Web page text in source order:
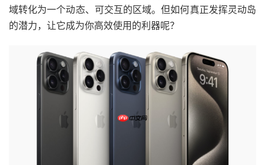
域转化为一个动态、可交互的区域。但如何真正发挥灵动岛
的潜力，让它成为你高效使用的利器呢？